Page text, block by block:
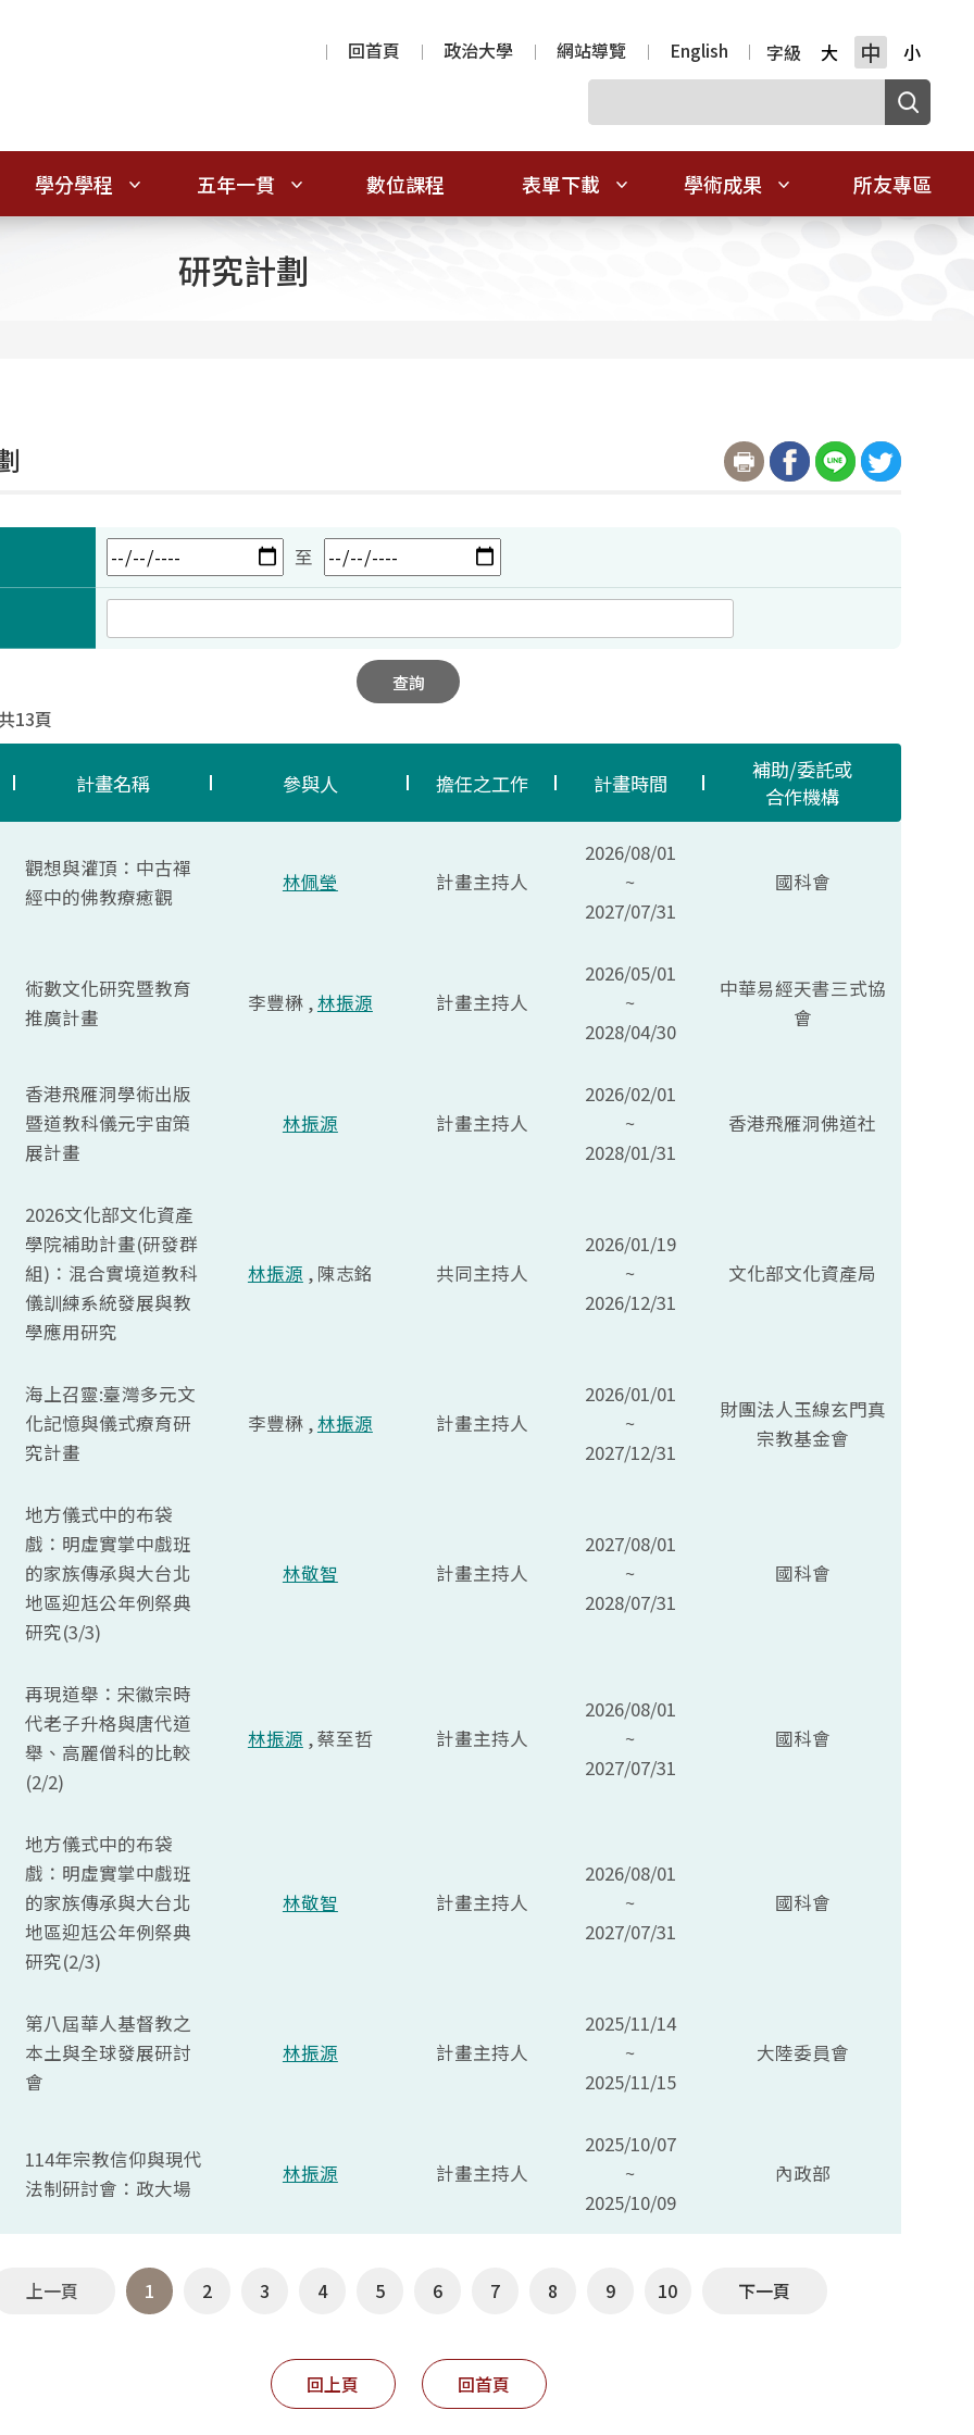
回首頁
政治大學 網站導覽 English 字級 大 中 小
學分學程 五年一貫 數位課程 表單下載 學術成果 所友專區
研究計劃
至
查詢
13頁
計畫名稱 參與人 擔任之工作 計畫時間
補助/委託或
合作機構
觀想與灌頂：中古禪
經中的佛教療癒觀
林佩瑩 計畫主持人
2026/08/01
~
2027/07/31
國科會
術數文化研究暨教育
推廣計畫
李豐楙 ,林振源 計畫主持人
2026/05/01
~
2028/04/30
中華易經天書三式協
會
香港飛雁洞學術出版
暨道教科儀元宇宙策
展計畫
林振源 計畫主持人
2026/02/01
~
2028/01/31
香港飛雁洞佛道社
2026文化部文化資產
學院補助計畫(研發群
組)：混合實境道教科
儀訓練系統發展與教
學應用研究
林振源 , 陳志銘 共同主持人
2026/01/19
~
2026/12/31
文化部文化資產局
海上召靈:臺灣多元文
化記憶與儀式療育研
究計畫
李豐楙 ,林振源 計畫主持人
2026/01/01
~
2027/12/31
財團法人玉線玄門真
宗教基金會
地方儀式中的布袋
戲：明虛實掌中戲班
的家族傳承與大台北
地區迎尪公年例祭典
研究(3/3)
林敬智 計畫主持人
2027/08/01
~
2028/07/31
國科會
再現道舉：宋徽宗時
代老子升格與唐代道
舉、高麗僧科的比較
(2/2)
林振源 , 蔡至哲 計畫主持人
2026/08/01
~
2027/07/31
國科會
地方儀式中的布袋
戲：明虛實掌中戲班
的家族傳承與大台北
地區迎尪公年例祭典
研究(2/3)
林敬智 計畫主持人
2026/08/01
~
2027/07/31
國科會
第八屆華人基督教之
本土與全球發展研討
會
林振源 計畫主持人
2025/11/14
~
2025/11/15
大陸委員會
114年宗教信仰與現代
法制研討會：政大場
林振源 計畫主持人
2025/10/07
~
2025/10/09
內政部
上一頁 1 2 3 4 5 6 7 8 9 10 下一頁
回上頁 回首頁